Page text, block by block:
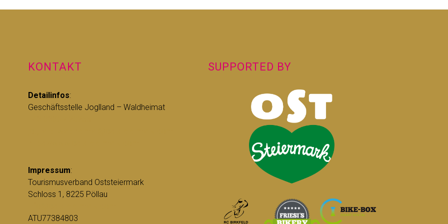
KONTAKT
Detailinfos:
Geschäftsstelle Joglland – Waldheimat
Impressum:
Tourismusverband Oststeiermark
Schloss 1, 8225 Pöllau
ATU77384803
SUPPORTED BY